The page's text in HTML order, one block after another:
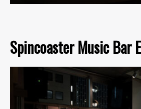
Spincoaster Music Bar